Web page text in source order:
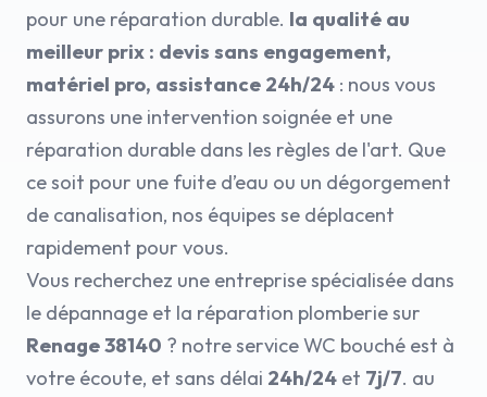
pour une réparation durable. la qualité au
meilleur prix : devis sans engagement,
matériel pro, assistance 24h/24 : nous vous
assurons une intervention soignée et une
réparation durable dans les règles de l'art. Que
ce soit pour une fuite d’eau ou un dégorgement
de canalisation, nos équipes se déplacent
rapidement pour vous.
Vous recherchez une entreprise spécialisée dans
le dépannage et la réparation plomberie sur
Renage 38140 ? notre service WC bouché est à
votre écoute, et sans délai 24h/24 et 7j/7. au